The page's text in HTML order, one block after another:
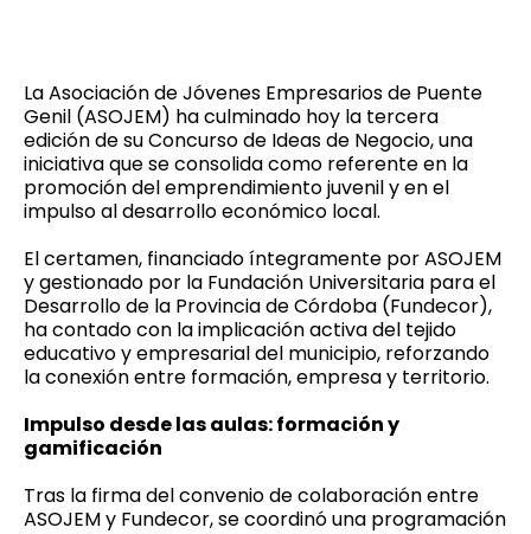
La Asociación de Jóvenes Empresarios de Puente
Genil (ASOJEM) ha culminado hoy la tercera
edición de su Concurso de Ideas de Negocio, una
iniciativa que se consolida como referente en la
promoción del emprendimiento juvenil y en el
impulso al desarrollo económico local.
El certamen, financiado íntegramente por ASOJEM
y gestionado por la Fundación Universitaria para el
Desarrollo de la Provincia de Córdoba (Fundecor),
ha contado con la implicación activa del tejido
educativo y empresarial del municipio, reforzando
la conexión entre formación, empresa y territorio.
Impulso desde las aulas: formación y
gamificación
Tras la firma del convenio de colaboración entre
ASOJEM y Fundecor, se coordinó una programación